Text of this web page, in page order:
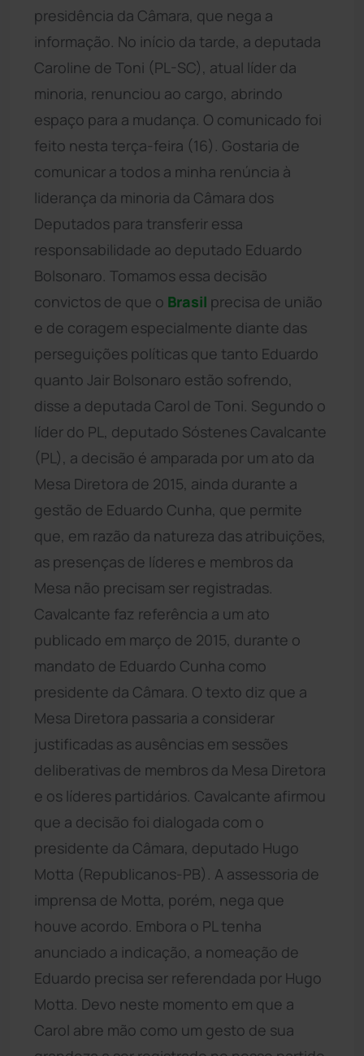
presidência da Câmara, que nega a
informação. No início da tarde, a deputada
Caroline de Toni (PL-SC), atual líder da
minoria, renunciou ao cargo, abrindo
espaço para a mudança. O comunicado foi
feito nesta terça-feira (16). Gostaria de
comunicar a todos a minha renúncia à
liderança da minoria da Câmara dos
Deputados para transferir essa
responsabilidade ao deputado Eduardo
Bolsonaro. Tomamos essa decisão
convictos de que o Brasil precisa de união
e de coragem especialmente diante das
perseguições políticas que tanto Eduardo
quanto Jair Bolsonaro estão sofrendo,
disse a deputada Carol de Toni. Segundo o
líder do PL, deputado Sóstenes Cavalcante
(PL), a decisão é amparada por um ato da
Mesa Diretora de 2015, ainda durante a
gestão de Eduardo Cunha, que permite
que, em razão da natureza das atribuições,
as presenças de líderes e membros da
Mesa não precisam ser registradas.
Cavalcante faz referência a um ato
publicado em março de 2015, durante o
mandato de Eduardo Cunha como
presidente da Câmara. O texto diz que a
Mesa Diretora passaria a considerar
justificadas as ausências em sessões
deliberativas de membros da Mesa Diretora
e os líderes partidários. Cavalcante afirmou
que a decisão foi dialogada com o
presidente da Câmara, deputado Hugo
Motta (Republicanos-PB). A assessoria de
imprensa de Motta, porém, nega que
houve acordo. Embora o PL tenha
anunciado a indicação, a nomeação de
Eduardo precisa ser referendada por Hugo
Motta. Devo neste momento em que a
Carol abre mão como um gesto de sua